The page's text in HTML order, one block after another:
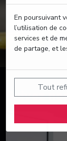
En poursuivant
l’utilisation de
services et de
de partage, et
Tout
Suivez